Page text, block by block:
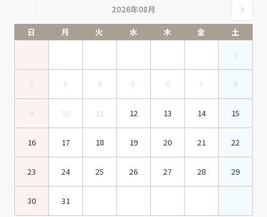
2026年08月
日
月 火 水 木 金
土
1
2 3 4 5 6 7 8
9 10 11 12 13 14 15
16 17 18 19 20 21 22
23 24 25 26 27 28 29
30 31